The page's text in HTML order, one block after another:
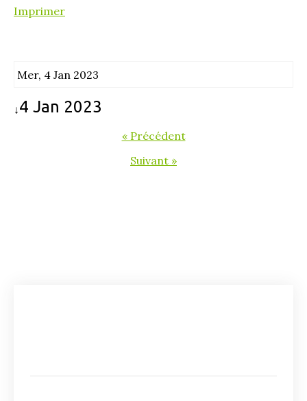
Imprimer
Mer, 4 Jan 2023
↓4 Jan 2023
« Précédent
Suivant »